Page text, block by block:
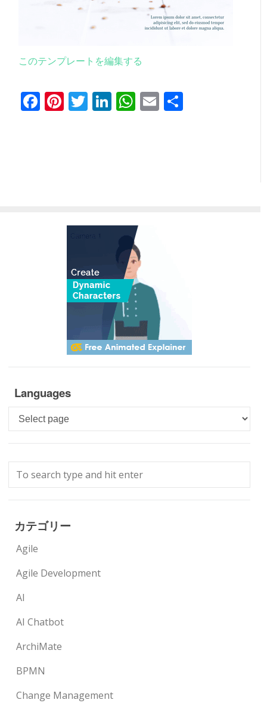
このテンプレートを編集する
Facebook
Pinterest
Twitter
LinkedIn
WhatsApp
Email
Languages
Languages
カテゴリー
Agile
Agile Development
AI
AI Chatbot
ArchiMate
BPMN
Change Management